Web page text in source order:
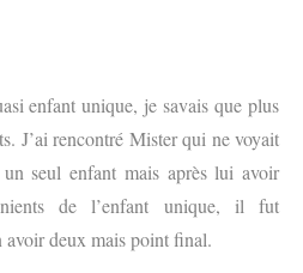
enfant unique, je savais que plus
J’ai rencontré Mister qui ne voyait
seul enfant mais après lui avoir
de l’enfant unique, il fut
avoir deux mais point final.